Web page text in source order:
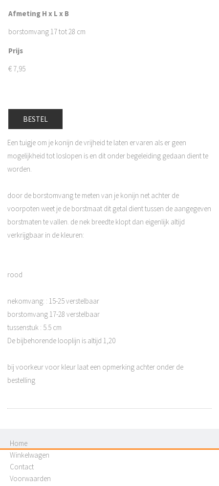
Afmeting H x L x B
borstomvang 17 tot 28 cm
Prijs
€ 7,95
BESTEL
Een tuigje om je konijn de vrijheid te laten ervaren als er geen
mogelijkheid tot loslopen is en dit onder begeleiding gedaan dient te
worden.
door de borstomvang te meten van je konijn net achter de
voorpoten weet je de borstmaat dit getal dient tussen de aangegeven
borstmaten te vallen. de nek breedte klopt dan eigenlijk altijd
verkrijgbaar in de kleuren:
rood
nekomvang: : 15-25 verstelbaar
borstomvang 17-28 verstelbaar
tussenstuk : 5.5 cm
De bijbehorende looplijn is altijd 1,20
bij voorkeur voor kleur laat een opmerking achter onder de
bestelling
Home
Winkelwagen
Contact
Voorwaarden